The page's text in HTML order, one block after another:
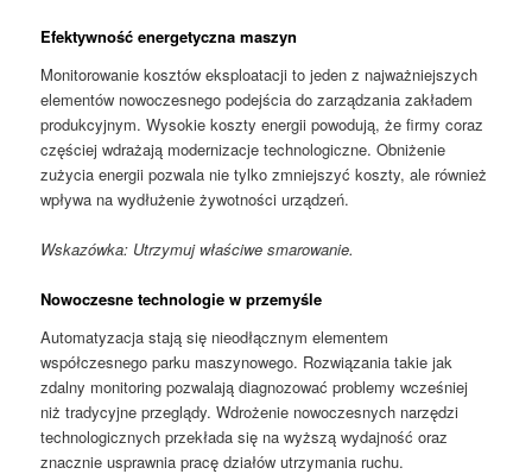
Efektywność energetyczna maszyn
Monitorowanie kosztów eksploatacji to jeden z najważniejszych
elementów nowoczesnego podejścia do zarządzania zakładem
produkcyjnym. Wysokie koszty energii powodują, że firmy coraz
częściej wdrażają modernizacje technologiczne. Obniżenie
zużycia energii pozwala nie tylko zmniejszyć koszty, ale również
wpływa na wydłużenie żywotności urządzeń.
Wskazówka: Utrzymuj właściwe smarowanie.
Nowoczesne technologie w przemyśle
Automatyzacja stają się nieodłącznym elementem
współczesnego parku maszynowego. Rozwiązania takie jak
zdalny monitoring pozwalają diagnozować problemy wcześniej
niż tradycyjne przeglądy. Wdrożenie nowoczesnych narzędzi
technologicznych przekłada się na wyższą wydajność oraz
znacznie usprawnia pracę działów utrzymania ruchu.